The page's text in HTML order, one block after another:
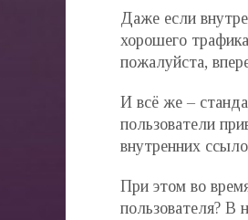
Даже если
хорошего
пожалуйста,
И всё же –
пользователи
внутренних
При этом во
пользователя? В